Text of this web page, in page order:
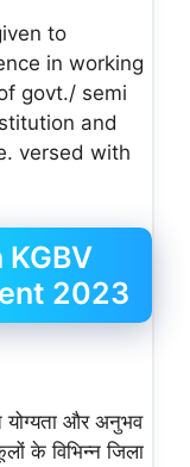
to
in working
govt./ semi
and
versed with
2023
योग्यता और अनुभव
के विभिन्न जिला